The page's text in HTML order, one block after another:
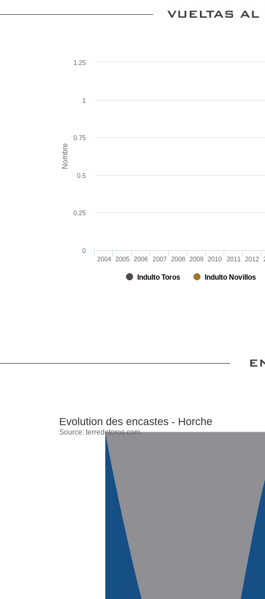
Nombre
Indulto Toros Indulto Novillos
2004 2005 2006 2007 2008 2009 2010 2011 2012
0
0.25
0.5
0.75
1
1.25
Evolution des encastes - Horche
Source: terredetoros.com